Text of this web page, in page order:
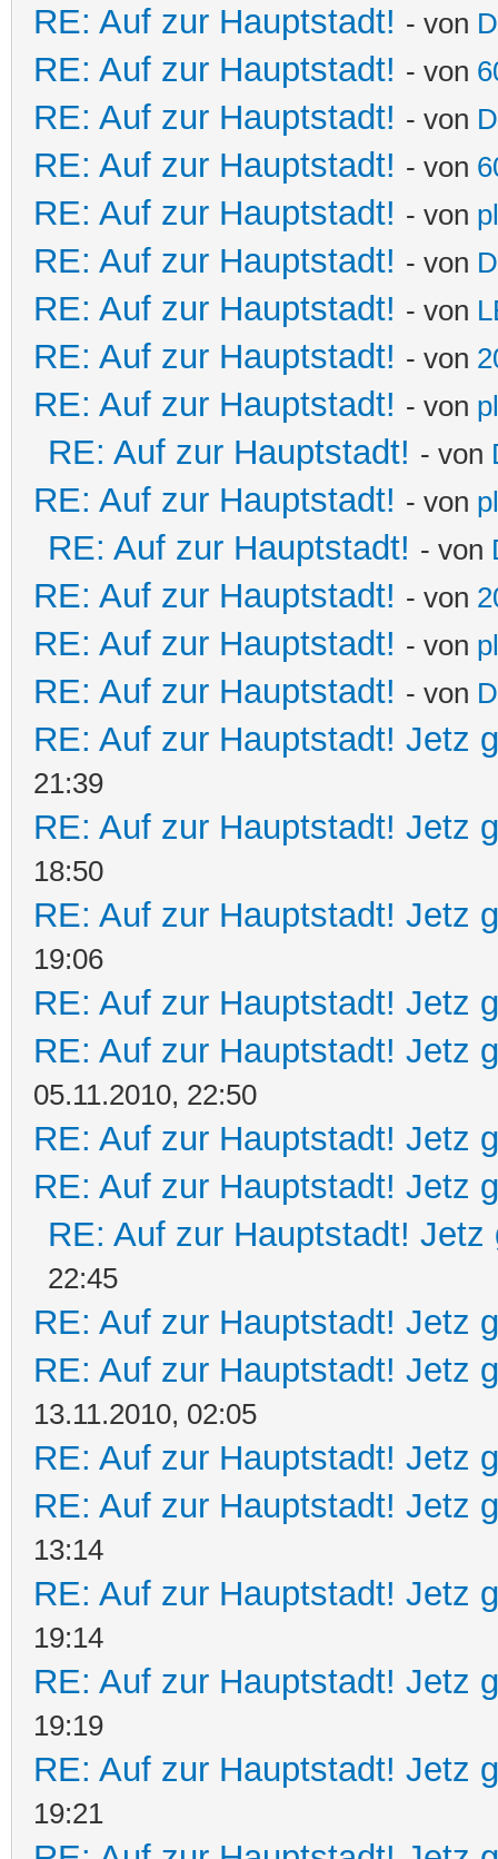
RE: Auf zur Hauptstadt! - von
RE: Auf zur Hauptstadt! - von
RE: Auf zur Hauptstadt! - von
RE: Auf zur Hauptstadt! - von
RE: Auf zur Hauptstadt! - von
RE: Auf zur Hauptstadt! - von
RE: Auf zur Hauptstadt! - von
RE: Auf zur Hauptstadt! - von
RE: Auf zur Hauptstadt! - von
RE: Auf zur Hauptstadt! - von
RE: Auf zur Hauptstadt! - von
RE: Auf zur Hauptstadt! - von
RE: Auf zur Hauptstadt! - von
RE: Auf zur Hauptstadt! - von
RE: Auf zur Hauptstadt! - von
RE: Auf zur Hauptstadt! Jetz
21:39
RE: Auf zur Hauptstadt! Jetz
18:50
RE: Auf zur Hauptstadt! Jetz
19:06
RE: Auf zur Hauptstadt! Jetz
RE: Auf zur Hauptstadt! Jetz
05.11.2010, 22:50
RE: Auf zur Hauptstadt! Jetz
RE: Auf zur Hauptstadt! Jetz
RE: Auf zur Hauptstadt! Jetz
22:45
RE: Auf zur Hauptstadt! Jetz
RE: Auf zur Hauptstadt! Jetz
13.11.2010, 02:05
RE: Auf zur Hauptstadt! Jetz
RE: Auf zur Hauptstadt! Jetz
13:14
RE: Auf zur Hauptstadt! Jetz
19:14
RE: Auf zur Hauptstadt! Jetz
19:19
RE: Auf zur Hauptstadt! Jetz
19:21